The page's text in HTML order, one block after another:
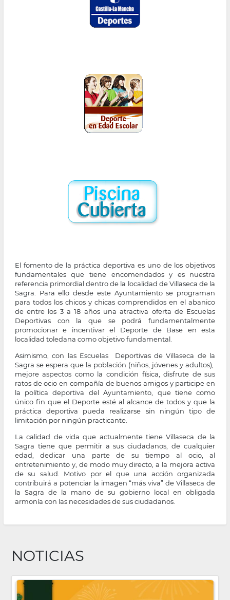
El fomento de la práctica deportiva es uno de los objetivos
fundamentales que tiene encomendados y es nuestra
referencia primordial dentro de la localidad de Villaseca de la
Sagra. Para ello desde este Ayuntamiento se programan
para todos los chicos y chicas comprendidos en el abanico
de entre los 3 a 18 años una atractiva oferta de Escuelas
Deportivas con la que se podrá fundamentalmente
promocionar e incentivar el Deporte de Base en esta
localidad toledana como objetivo fundamental.
Asimismo, con las Escuelas Deportivas de Villaseca de la
Sagra se espera que la población (niños, jóvenes y adultos),
mejore aspectos como la condición física, disfrute de sus
ratos de ocio en compañía de buenos amigos y participe en
la política deportiva del Ayuntamiento, que tiene como
único fin que el Deporte esté al alcance de todos y que la
práctica deportiva pueda realizarse sin ningún tipo de
limitación por ningún practicante.
La calidad de vida que actualmente tiene Villaseca de la
Sagra tiene que permitir a sus ciudadanos, de cualquier
edad, dedicar una parte de su tiempo al ocio, al
entretenimiento y, de modo muy directo, a la mejora activa
de su salud. Motivo por el que una acción organizada
contribuirá a potenciar la imagen “más viva” de Villaseca de
la Sagra de la mano de su gobierno local en obligada
armonía con las necesidades de sus ciudadanos.
NOTICIAS